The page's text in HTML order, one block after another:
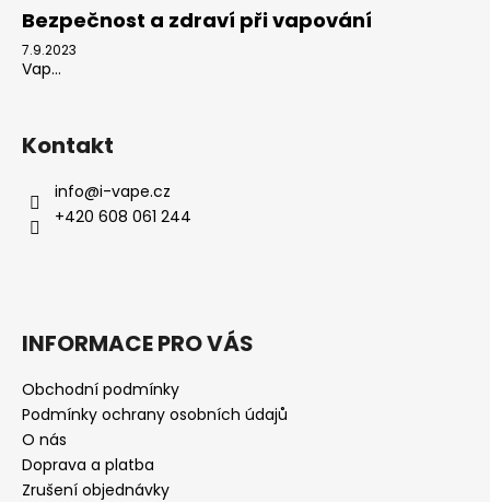
Bezpečnost a zdraví při vapování
7.9.2023
Vap...
Kontakt
info@i-vape.cz
+420 608 061 244
INFORMACE PRO VÁS
Obchodní podmínky
Podmínky ochrany osobních údajů
O nás
Doprava a platba
Zrušení objednávky